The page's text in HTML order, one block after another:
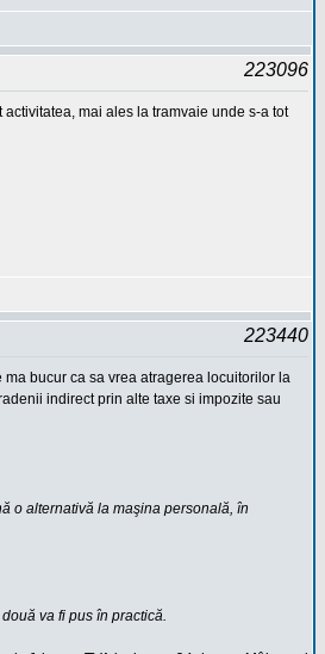
223096
mai ales la tramvaie unde s-a tot
223440
bucur ca sa vrea atragerea locuitorilor la
indirect prin alte taxe si impozite sau
o alternativă la maşina personală, în
va fi pus în practică.